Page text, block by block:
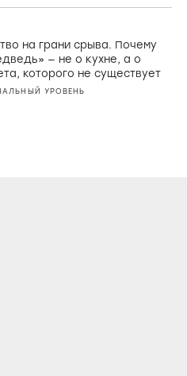
на грани срыва. Почему
— не о кухне, а о
которого не существует
УРОВЕНЬ